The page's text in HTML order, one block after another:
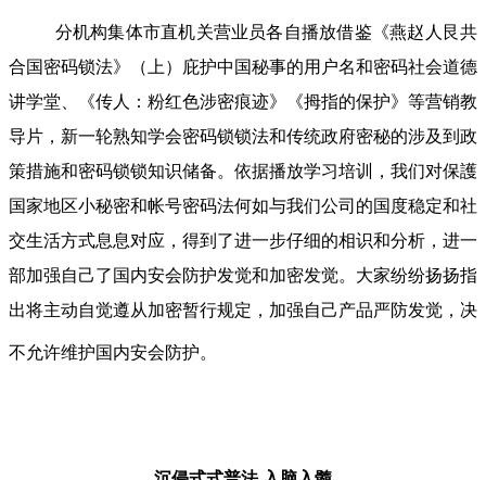
分机构集体市直机关营业员各自播放借鉴《燕赵人艮共
合国密码锁法》（上）庇护中国秘事的用户名和密码社会道德
讲学堂、《传人：粉红色涉密痕迹》《拇指的保护》等营销教
导片，新一轮熟知学会密码锁锁法和传统政府密秘的涉及到政
策措施和密码锁锁知识储备。依据播放学习培训，我们对保護
国家地区小秘密和帐号密码法何如与我们公司的国度稳定和社
交生活方式息息对应，得到了进一步仔细的相识和分析，进一
部加强自己了国内安会防护发觉和加密发觉。大家纷纷扬扬指
出将主动自觉遵从加密暂行规定，加强自己产品严防发觉，决
不允许维护国内安会防护。